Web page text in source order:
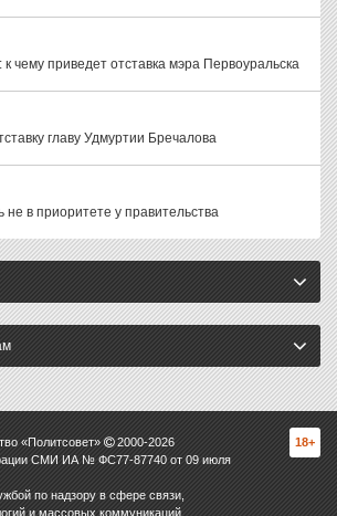
чему приведет отставка мэра Первоуральска
главу Удмуртии Бречалова
в приоритете у правительства
«Политсовет» 2000-2026
СМИ ИА № ФС77-87740 от 09 июля
по надзору в сфере связи,
и массовых коммуникаций.
18+